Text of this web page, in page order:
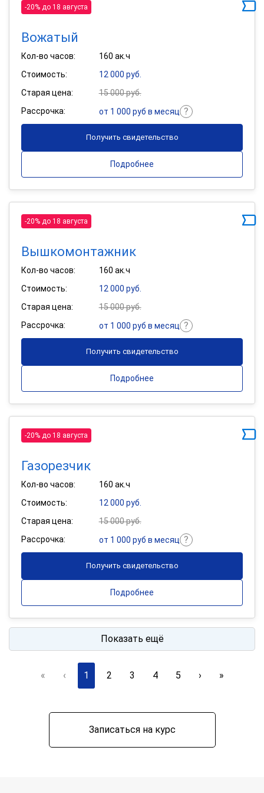
-20% до 18 августа
Вожатый
Кол-во часов:
160 ак.ч
Стоимость:
12 000 руб.
Старая цена:
15 000 руб.
Рассрочка:
от 1 000 руб в месяц
Получить свидетельство
Подробнее
-20% до 18 августа
Вышкомонтажник
Кол-во часов:
160 ак.ч
Стоимость:
12 000 руб.
Старая цена:
15 000 руб.
Рассрочка:
от 1 000 руб в месяц
Получить свидетельство
Подробнее
-20% до 18 августа
Газорезчик
Кол-во часов:
160 ак.ч
Стоимость:
12 000 руб.
Старая цена:
15 000 руб.
Рассрочка:
от 1 000 руб в месяц
Получить свидетельство
Подробнее
Показать ещё
« ‹ 1 2 3 4 5 › »
Записаться на курс